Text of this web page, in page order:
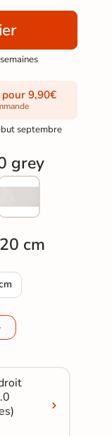
9,90€
septembre
grey
cm
Perle 2.0 grey